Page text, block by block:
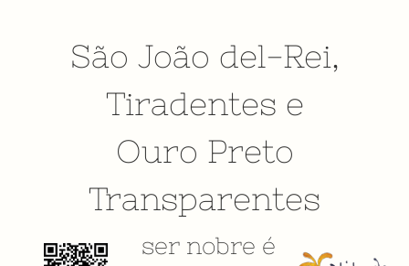
São João del-Rei,
Tiradentes e
Ouro Preto
Transparentes
ser nobre é